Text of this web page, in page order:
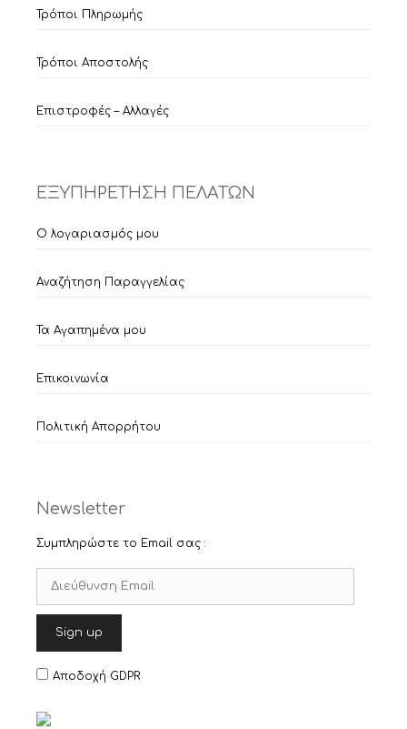
Τρόποι Πληρωμής
Τρόποι Αποστολής
Επιστροφές – Αλλαγές
ΕΞΥΠΗΡΕΤΗΣΗ ΠΕΛΑΤΩΝ
Ο λογαριασμός μου
Αναζήτηση Παραγγελίας
Τα Αγαπημένα μου
Επικοινωνία
Πολιτική Απορρήτου
Newsletter
Συμπληρώστε το Email σας :
Αποδοχή GDPR